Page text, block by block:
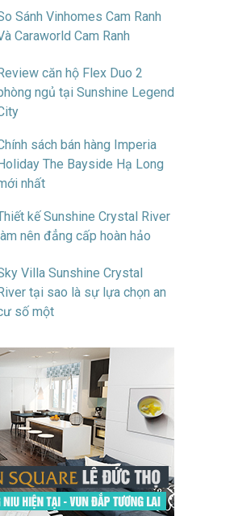
Sánh Vinhomes Cam Ranh
Caraworld Cam Ranh
Review căn hộ Flex Duo 2
ngủ tại Sunshine Legend
sách bán hàng Imperia
Holiday The Bayside Hạ Long
nhất
kế Sunshine Crystal River
làm nên đẳng cấp hoàn hảo
Villa Sunshine Crystal
River tại sao là sự lựa chọn an
số một